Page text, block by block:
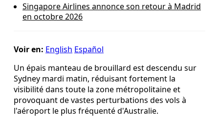
Singapore Airlines annonce son retour à Madrid
en octobre 2026
Voir en: English Español
Un épais manteau de brouillard est descendu sur
Sydney mardi matin, réduisant fortement la
visibilité dans toute la zone métropolitaine et
provoquant de vastes perturbations des vols à
l'aéroport le plus fréquenté d'Australie.